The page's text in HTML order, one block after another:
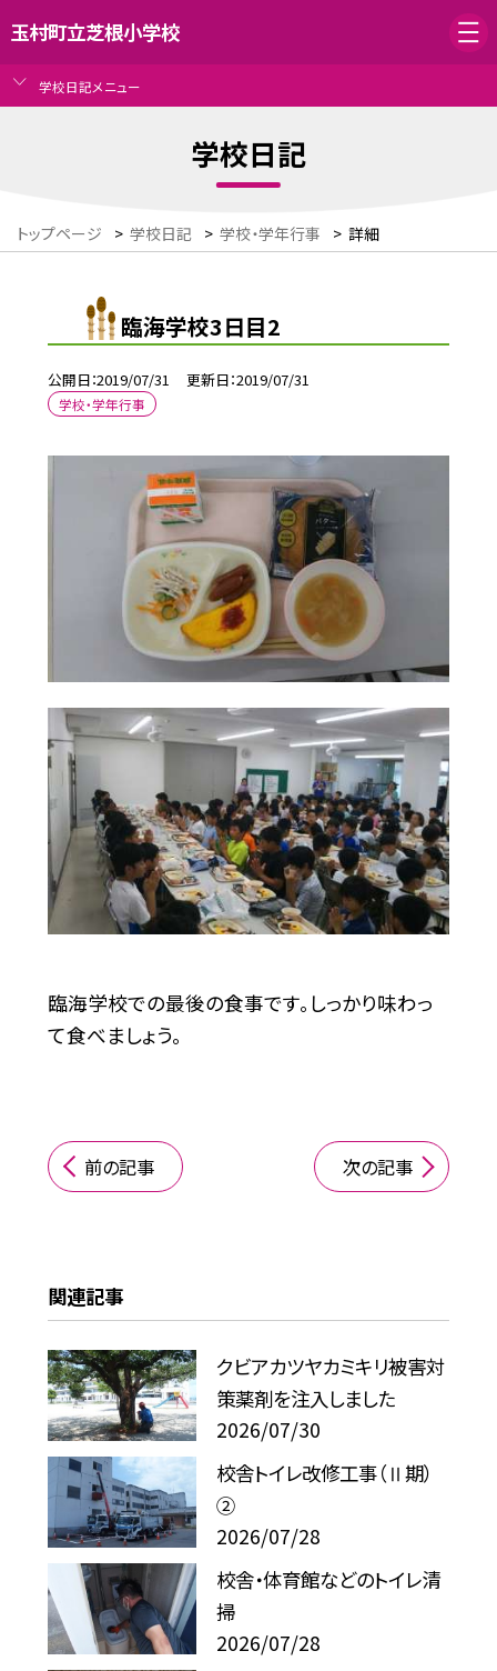
玉村町立芝根小学校
学校日記メニュー
学校日記
トップページ > 学校日記 > 学校・学年行事 > 詳細
臨海学校3日目2
公開日 2019/07/31 更新日 2019/07/31
学校・学年行事
臨海学校での最後の食事です。しっかり味わっ
て食べましょう。
前の記事 次の記事
関連記事
クビアカツヤカミキリ被害対
策薬剤を注入しました
2026/07/30
校舎トイレ改修工事（Ⅱ期）
②
2026/07/28
校舎・体育館などのトイレ清
掃
2026/07/28